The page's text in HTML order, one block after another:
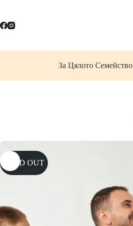
content
За Цялото Семейство
SOLD OUT